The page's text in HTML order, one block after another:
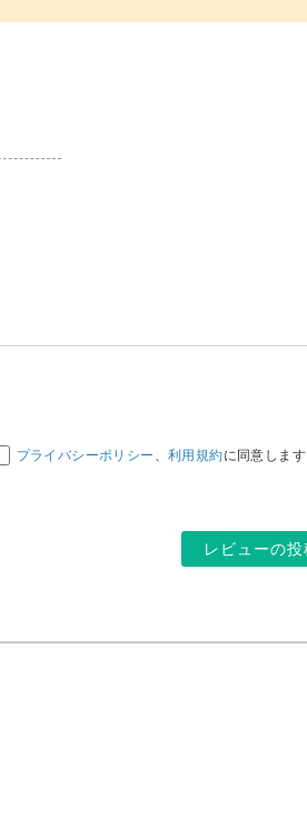
プライバシーポリシー、 利用規約に同意します